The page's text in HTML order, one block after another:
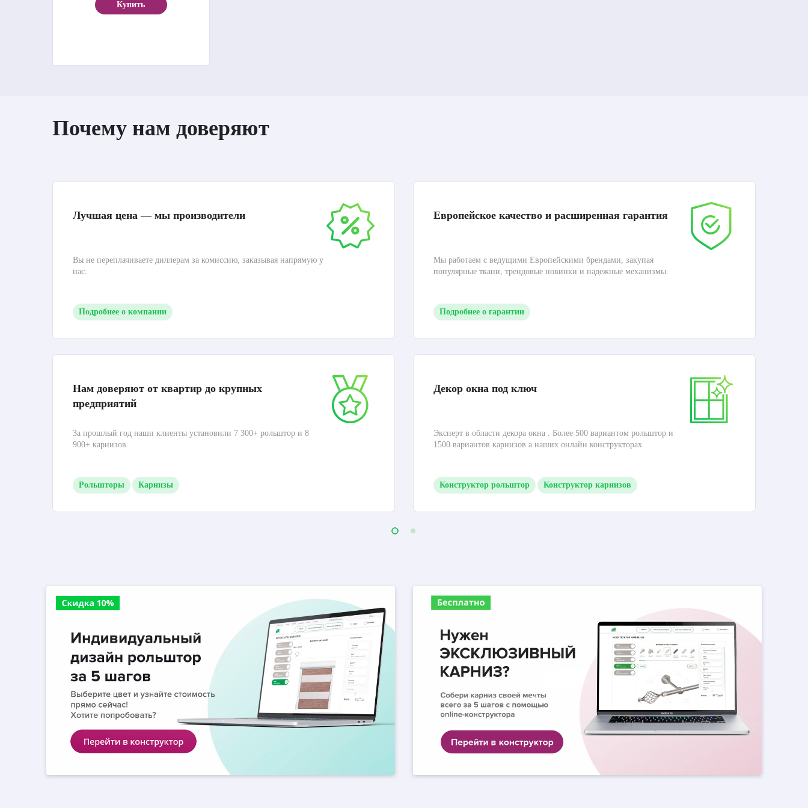
Купить
Почему нам доверяют
Лучшая цена — мы производители
Вы не переплачиваете диллерам за комиссию, заказывая напрямую у
нас.
Подробнее о компании
Нам доверяют от квартир до крупных
предприятий
За прошлый год наши клиенты установили 7 300+ рольштор и 8
900+ карнизов.
Рольшторы Карнизы
Европейское качество и расширенная гарантия
Мы работаем с ведущими Европейскими брендами, закупая
популярные ткани, трендовые новинки и надежные механизмы.
Подробнее о гарантии
Декор окна под ключ
Эксперт в области декора окна . Более 500 вариантом рольштор и
1500 вариантов карнизов а наших онлайн конструкторах.
Конструктор рольштор Конструктор карнизов